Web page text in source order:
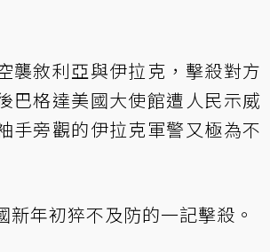
襲敘利亞與伊拉克，擊殺對方
巴格達美國大使館遭人民示威
手旁觀的伊拉克軍警又極為不
新年初猝不及防的一記擊殺。